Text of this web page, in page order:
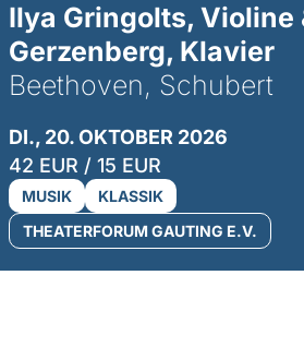
Ilya Gringolts, Violine
Gerzenberg, Klavier
Beethoven, Schubert
DI., 20. OKTOBER 2026
42 EUR / 15 EUR
MUSIK
KLASSIK
THEATERFORUM GAUTING E.V.